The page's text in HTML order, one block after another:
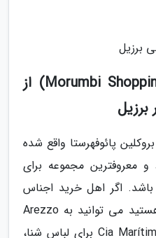
برزیل
مرکز خرید مورومبی (Morumbi Shopping) از
برزیل
پائوفهرستا واقع شده
دارد و معروفترین مجموعه برای
اگر اهل خرید اجناس
باکیفیت از برندهای معروف هستید می توانید به Arezzo
برای کفش، Blue Beach و Cia Marítima برای لباس شنا،